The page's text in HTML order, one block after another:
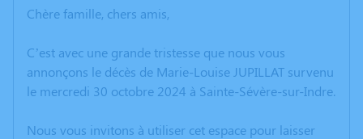
Chère famille, chers amis,
C’est avec une grande tristesse que nous vous
annonçons le décès de Marie-Louise JUPILLAT survenu
le mercredi 30 octobre 2024 à Sainte-Sévère-sur-Indre.
Nous vous invitons à utiliser cet espace pour laisser